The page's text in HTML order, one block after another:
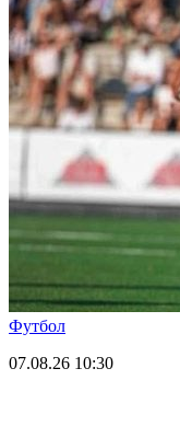
Футбол
07.08.26 10:30